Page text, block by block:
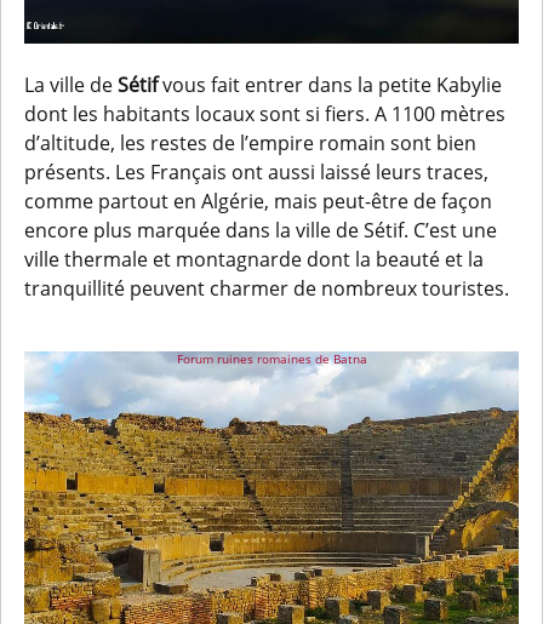
La ville deSétifvous fait entrer dans la petite Kabylie
dont les habitants locaux sont si fiers. A 1100 mètres
d’altitude, les restes de l’empire romain sont bien
présents. Les Français ont aussi laissé leurs traces,
comme partout en Algérie, mais peut-être de façon
encore plus marquée dans la ville de Sétif. C’est une
ville thermale et montagnarde dont la beauté et la
tranquillité peuvent charmer de nombreux touristes.
Forum ruines romaines de Batna